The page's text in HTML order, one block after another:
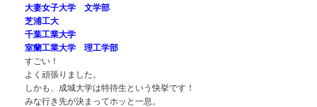
大妻女子大学 文学部
芝浦工大
千葉工業大学
室蘭工業大学
理工学部
すごい！
よく頑張りました。
しかも、成城大学は特待生という快挙です！
みな行き先が決まってホッと一息。